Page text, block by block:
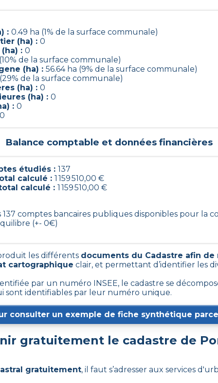
: 0.49 ha (1% de la surface communale)
(ha) : 0
: 0
de la surface communale)
(ha) : 56.64 ha (9% de la surface communale)
(29% de la surface communale)
(ha) : 0
(ha) : 0
: 0
Balance comptable et données financières
étudiés : 137
calculé : 1 159 510,00 €
calculé : 1 159 510,00 €
comptes bancaires publiques disponibles pour la
(+- 0€)
les différents documents du Cadastre afin de
cartographique clair, et permettant d’identifier les
par un numéro INSEE, le cadastre se
sont identifiables par leur numéro unique.
consulter un exemple de fiche synthétique
gratuitement le cadastre de
gratuitement, il faut s’adresser aux services